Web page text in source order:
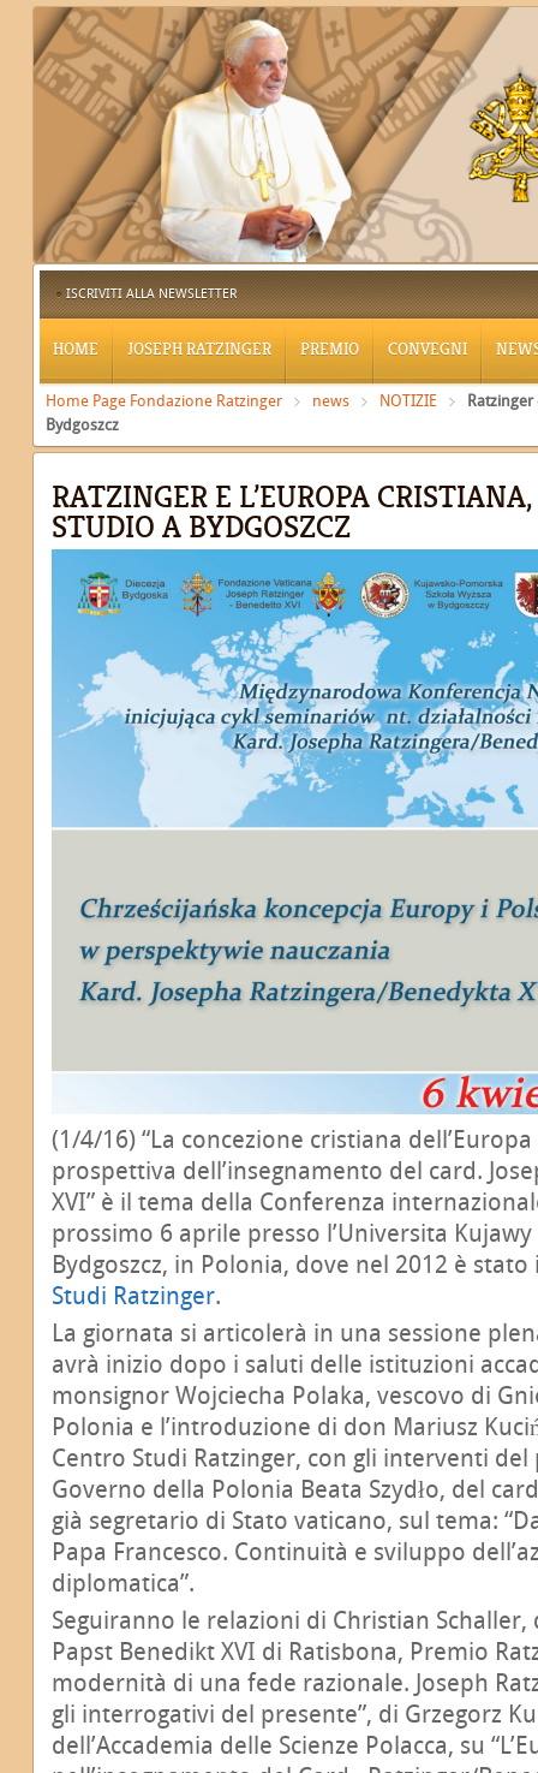
ISCRIVITI ALLA NEWSLETTER
HOME JOSEPH RATZINGER PREMIO CONVEGNI
Home Page Fondazione Ratzinger news NOTIZIE
Bydgoszcz
RATZINGER E L’EUROPA
STUDIO A BYDGOSZCZ
(1/4/16) “La concezione cristiana
prospettiva dell’insegnamento del card.
XVI” è il tema della Conferenza
prossimo 6 aprile presso l’Universita
Bydgoszcz, in Polonia, dove nel 2012 è
Studi Ratzinger.
La giornata si articolerà in una sessione
avrà inizio dopo i saluti delle istituzioni
monsignor Wojciecha Polaka, vescovo di
Polonia e l’introduzione di don Mariusz
Centro Studi Ratzinger, con gli interventi
Governo della Polonia Beata Szydło, del
già segretario di Stato vaticano, sul tema:
Papa Francesco. Continuità e sviluppo
diplomatica”.
Seguiranno le relazioni di Christian
Papst Benedikt XVI di Ratisbona, Premio
modernità di una fede razionale. Joseph
gli interrogativi del presente”, di Grzegorz
dell’Accademia delle Scienze Polacca, su